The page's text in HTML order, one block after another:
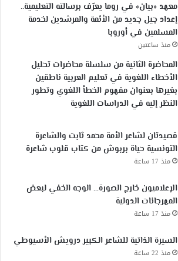
معهد «بيان» في روما يعرّف برسالته التعليمية..
إعداد جيل جديد من الأئمة والمرشدين لخدمة
المسلمين في أوروبا
منذ ساعتين
المحاضرة الثانية من سلسلة محاضرات تحليل
الأخطاء اللغوية في تعليم العربية ناطقين
بغيرها بعنوان مفهوم الخطأ اللغوي وتطور
النظر إليه في الدراسات اللغوية
قصيدتان لشاعر الأمة محمد ثابت والشاعرة
التونسية حياة بربوش من كتاب قلوب شاعرة
منذ 17 ساعة
الإعلاميون خارج الصورة… الوجه الخفي لبعض
المهرجانات الدولية
منذ 17 ساعة
السيرة الذاتية للشاعر الكبير درويش الأسيوطي
منذ 22 ساعة